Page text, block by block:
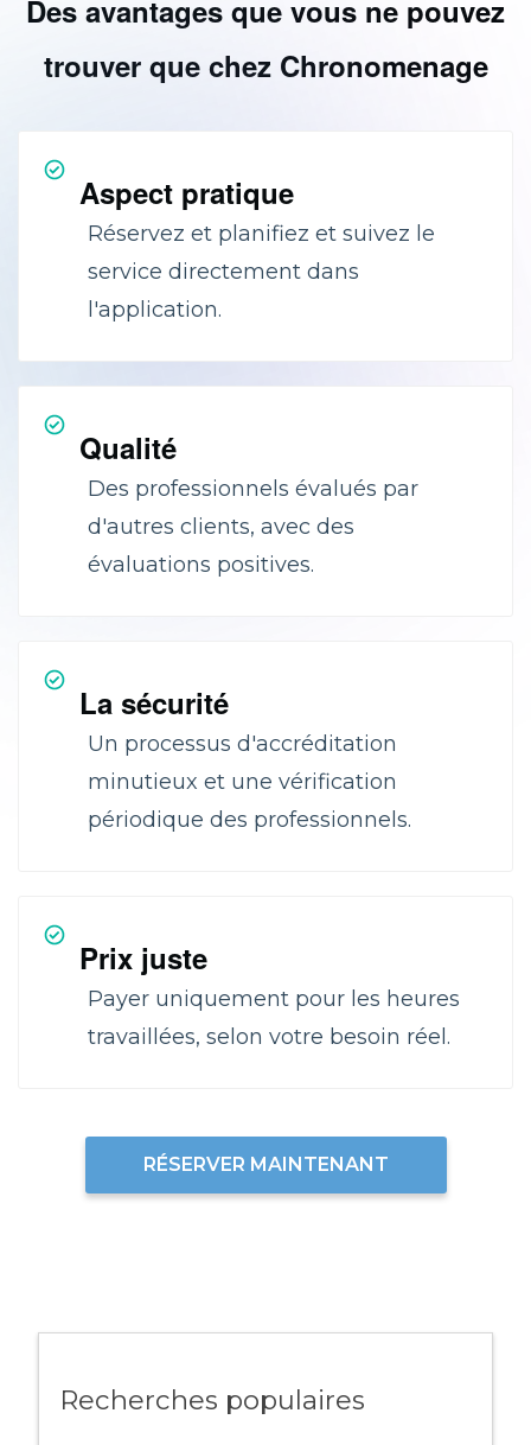
Des avantages que vous ne pouvez
trouver que chez Chronomenage
Aspect pratique
Réservez et planifiez et suivez le
service directement dans
l'application.
Qualité
Des professionnels évalués par
d'autres clients, avec des
évaluations positives.
La sécurité
Un processus d'accréditation
minutieux et une vérification
périodique des professionnels.
Prix juste
Payer uniquement pour les heures
travaillées, selon votre besoin réel.
RÉSERVER MAINTENANT
Recherches populaires